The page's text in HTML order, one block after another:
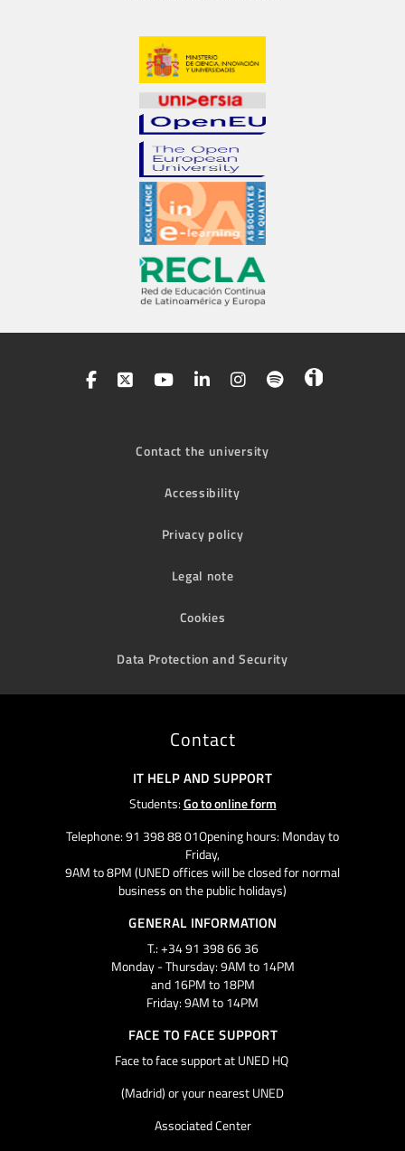
Contact the university
Accessibility
Privacy policy
Legal note
Cookies
Data Protection and Security
Contact
IT HELP AND SUPPORT
Students:Go to online form
Telephone: 91 398 88 01Opening hours: Monday to
Friday,
9AM to 8PM (UNED offices will be closed for normal
business on the public holidays)
GENERAL INFORMATION
T.: +34 91 398 66 36
Monday - Thursday: 9AM to 14PM
and 16PM to 18PM
Friday: 9AM to 14PM
FACE TO FACE SUPPORT
Face to face support at UNED HQ
(Madrid) or your nearest UNED
Associated Center